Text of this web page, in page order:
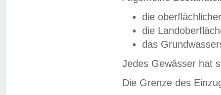
die
die
das
Jedes Gewässer hat
Die Grenze des